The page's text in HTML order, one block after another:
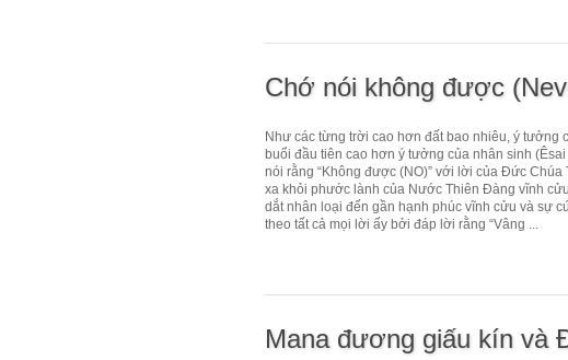
Chớ nói không được
Như các từng trời cao hơn đất bao nhiêu, ý
buổi đầu tiên cao hơn ý tưởng của nhân sinh
nói rằng “Không được (NO)” với lời của Đức
xa khỏi phước lành của Nước Thiên Đàng vĩnh
dắt nhân loại đến gần hạnh phúc vĩnh cửu và sự
theo tất cả mọi lời ấy bởi đáp lời rằng “Vâng ...
Mana đương giấu kín và